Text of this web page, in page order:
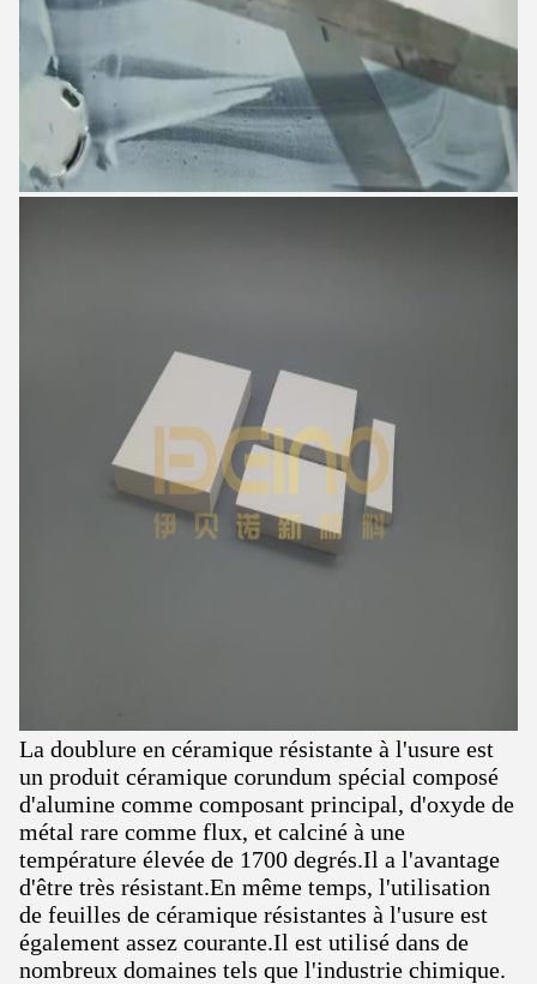
La doublure en céramique résistante à l'usure est
un produit céramique corundum spécial composé
d'alumine comme composant principal, d'oxyde de
métal rare comme flux, et calciné à une
température élevée de 1700 degrés.Il a l'avantage
d'être très résistant.En même temps, l'utilisation
de feuilles de céramique résistantes à l'usure est
également assez courante.Il est utilisé dans de
nombreux domaines tels que l'industrie chimique.